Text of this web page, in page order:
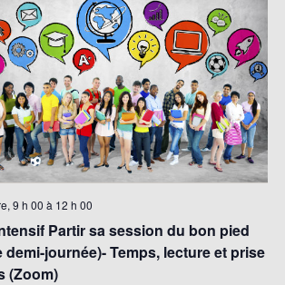
Partir sa session du bon pied
demi-journée)- Temps, lecture et prise
(Zoom)
9 h 00 à 12 h 00